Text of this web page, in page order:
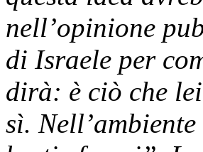
nell’opinione
di Israele per
dirà: è ciò che
sì.